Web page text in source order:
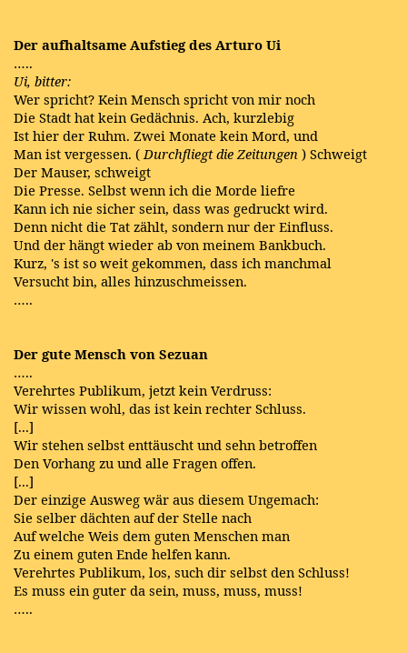
Der aufhaltsame Aufstieg des Arturo Ui
…..
Ui, bitter:
Wer spricht? Kein Mensch spricht von mir noch
Die Stadt hat kein Gedächnis. Ach, kurzlebig
Ist hier der Ruhm. Zwei Monate kein Mord, und
Man ist vergessen. ( Durchfliegt die Zeitungen ) Schweigt
Der Mauser, schweigt
Die Presse. Selbst wenn ich die Morde liefre
Kann ich nie sicher sein, dass was gedruckt wird.
Denn nicht die Tat zählt, sondern nur der Einfluss.
Und der hängt wieder ab von meinem Bankbuch.
Kurz, 's ist so weit gekommen, dass ich manchmal
Versucht bin, alles hinzuschmeissen.
…..
Der gute Mensch von Sezuan
…..
Verehrtes Publikum, jetzt kein Verdruss:
Wir wissen wohl, das ist kein rechter Schluss.
[...]
Wir stehen selbst enttäuscht und sehn betroffen
Den Vorhang zu und alle Fragen offen.
[...]
Der einzige Ausweg wär aus diesem Ungemach:
Sie selber dächten auf der Stelle nach
Auf welche Weis dem guten Menschen man
Zu einem guten Ende helfen kann.
Verehrtes Publikum, los, such dir selbst den Schluss!
Es muss ein guter da sein, muss, muss, muss!
…..